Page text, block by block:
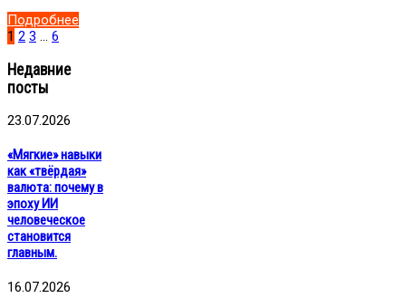
Подробнее
1 2 3 … 6
Недавние
посты
23.07.2026
«Мягкие» навыки
как «твёрдая»
валюта: почему в
эпоху ИИ
человеческое
становится
главным.
16.07.2026